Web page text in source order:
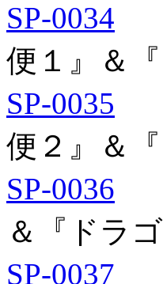
SP-0034
便１』＆
SP-0035
便２』＆
SP-0036
＆『ドラ
SP-0037